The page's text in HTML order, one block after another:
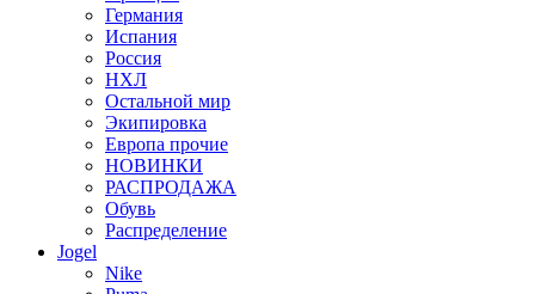
Германия
Испания
Россия
НХЛ
Остальной мир
Экипировка
Европа прочие
НОВИНКИ
РАСПРОДАЖА
Обувь
Распределение
Jogel
Nike